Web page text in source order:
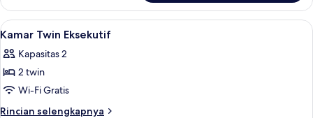
Kamar
Double
Eksekutif
Lihat
semua
foto
untuk
Kamar
Twin
Kamar Twin Eksekutif | Brankas,
4
Kamar Twin Eksekutif
Kapasitas 2
2 twin
Wi-Fi Gratis
Rincian selengkapnya
Rincian